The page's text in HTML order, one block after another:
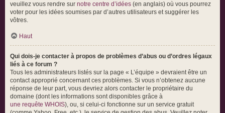
veuillez vous rendre sur notre centre d’idées (en anglais) où vous pourrez
voter pour les idées soumises par d’autres utilisateurs et suggérer les
vôtres.
Haut
Qui dois-je contacter à propos de problèmes d’abus ou d’ordres légaux
liés à ce forum ?
Tous les administrateurs listés sur la page « L’équipe » devraient être un
contact approprié concernant ces problèmes. Si vous n’obtenez aucune
réponse de leur part, vous devriez alors contacter le propriétaire du
domaine (dont les informations sont disponibles grâce à
une requête WHOIS), ou, si celui-ci fonctionne sur un service gratuit